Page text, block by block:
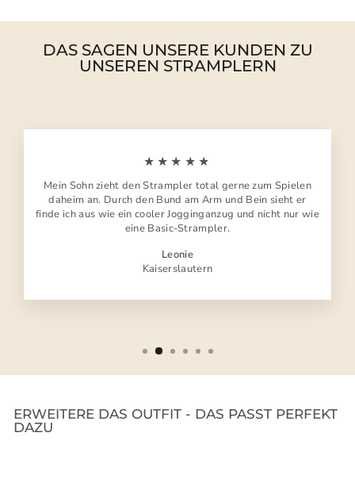
DAS SAGEN UNSERE KUNDEN ZU
UNSEREN STRAMPLERN
★★★★★
Mein Sohn zieht den Strampler total gerne zum Spielen
daheim an. Durch den Bund am Arm und Bein sieht er
finde ich aus wie ein cooler Jogginganzug und nicht nur wie
eine Basic-Strampler.
Leonie
Kaiserslautern
ERWEITERE DAS OUTFIT - DAS PASST PERFEKT
DAZU